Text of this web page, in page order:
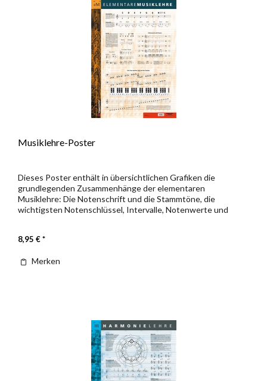
Musiklehre-Poster
Dieses Poster enthält in übersichtlichen Grafiken die
grundlegenden Zusammenhänge der elementaren
Musiklehre: Die Notenschrift und die Stammtöne, die
wichtigsten Notenschlüssel, Intervalle, Notenwerte und
8,95 € *
Merken